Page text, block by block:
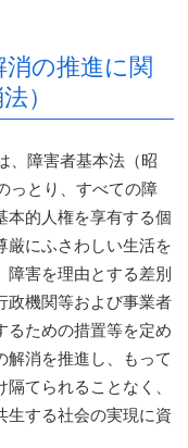
の推進に関
）
、障害者基本法（昭
っとり、すべての障
本的人権を享有する個
厳にふさわしい生活を
害を理由とする差別
政機関等および事業者
るための措置等を定め
解消を推進し、もって
てられることなく、
生する社会の実現に資